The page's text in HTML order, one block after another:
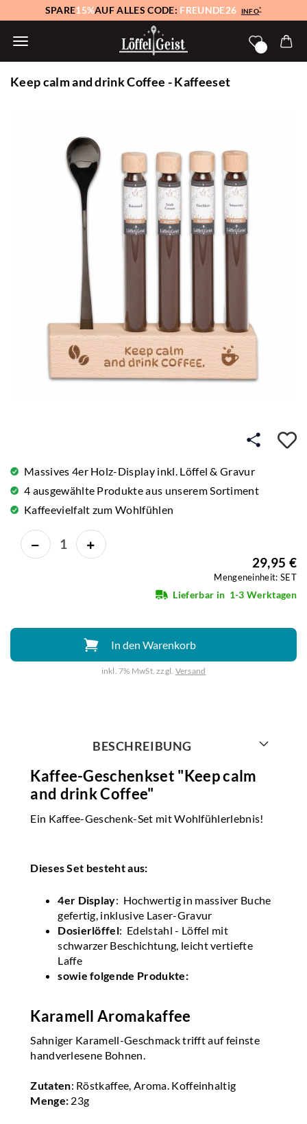
SPARE15%AUF ALLES CODE: FREUNDE26 INFO*
Keep calm and drink Coffee - Kaffeeset
Massives 4er Holz-Display inkl. Löffel & Gravur
4 ausgewählte Produkte aus unserem Sortiment
Kaffeevielfalt zum Wohlfühlen
29,95 €
Mengeneinheit: SET
Lieferbar in 1-3 Werktagen
In den Warenkorb
inkl. 7% MwSt. zzgl. Versand
Weiter mit
BESCHREIBUNG
Kaffee-Geschenkset "Keep calm
and drink Coffee"
Ein Kaffee-Geschenk-Set mit Wohlfühlerlebnis!
Dieses Set besteht aus:
4er Display: Hochwertig in massiver Buche
gefertig, inklusive Laser-Gravur
Dosierlöffel: Edelstahl - Löffel mit
schwarzer Beschichtung, leicht vertiefte
Laffe
sowie folgende Produkte:
Karamell Aromakaffee
Sahniger Karamell-Geschmack trifft auf feinste
handverlesene Bohnen.
Zutaten: Röstkaffee, Aroma. Koffeinhaltig
Menge: 23g